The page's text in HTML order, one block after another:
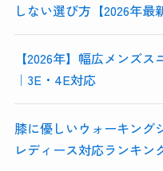
しない選び方【2026年最
【2026年】幅広メンズ
｜3E・4E対応
膝に優しいウォーキング
レディース対応ランキン